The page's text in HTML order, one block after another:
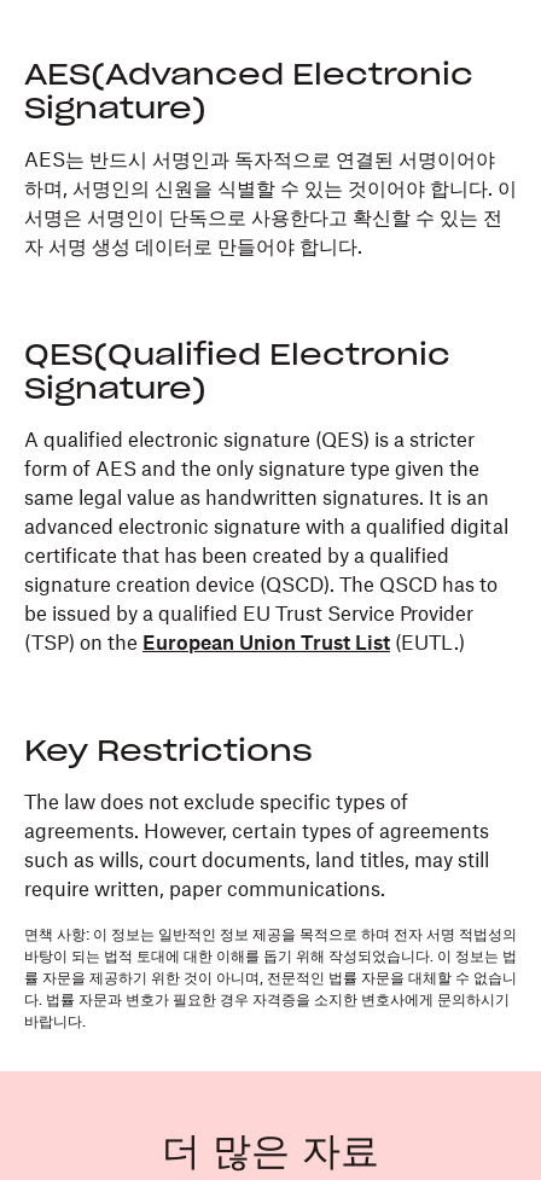
AES(Advanced Electronic
Signature)
AES는 반드시 서명인과 독자적으로 연결된 서명이어야
하며, 서명인의 신원을 식별할 수 있는 것이어야 합니다. 이
서명은 서명인이 단독으로 사용한다고 확신할 수 있는 전
자 서명 생성 데이터로 만들어야 합니다.
QES(Qualified Electronic
Signature)
A qualified electronic signature (QES) is a stricter
form of AES and the only signature type given the
same legal value as handwritten signatures. It is an
advanced electronic signature with a qualified digital
certificate that has been created by a qualified
signature creation device (QSCD). The QSCD has to
be issued by a qualified EU Trust Service Provider
(TSP) on the European Union Trust List (EUTL.)
Key Restrictions
The law does not exclude specific types of
agreements. However, certain types of agreements
such as wills, court documents, land titles, may still
require written, paper communications.
면책 사항: 이 정보는 일반적인 정보 제공을 목적으로 하며 전자 서명 적법성의
바탕이 되는 법적 토대에 대한 이해를 돕기 위해 작성되었습니다. 이 정보는 법
률 자문을 제공하기 위한 것이 아니며, 전문적인 법률 자문을 대체할 수 없습니
다. 법률 자문과 변호가 필요한 경우 자격증을 소지한 변호사에게 문의하시기
바랍니다.
더 많은 자료